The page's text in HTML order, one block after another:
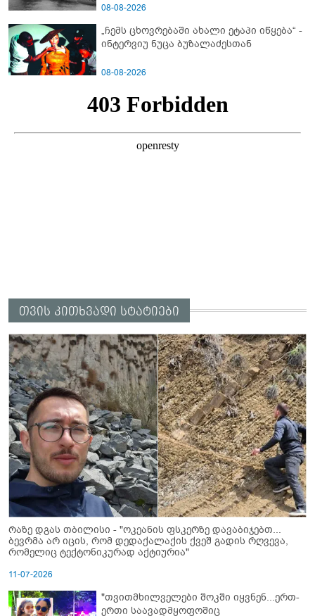
08-08-2026
„ჩემს ცხოვრებაში ახალი ეტაპი იწყება“ -
ინტერვიუ ნუცა ბუზალაძესთან
08-08-2026
თვის კითხვადი სტატიები
რაზე დგას თბილისი - "ოკეანის ფსკერზე დავაბიჯებთ...
ბევრმა არ იცის, რომ დედაქალაქის ქვეშ გადის რღვევა,
რომელიც ტექტონიკურად აქტიურია"
11-07-2026
"თვითმხილველები შოკში იყვნენ...ერთ-
ერთი საავადმყოფოშიც